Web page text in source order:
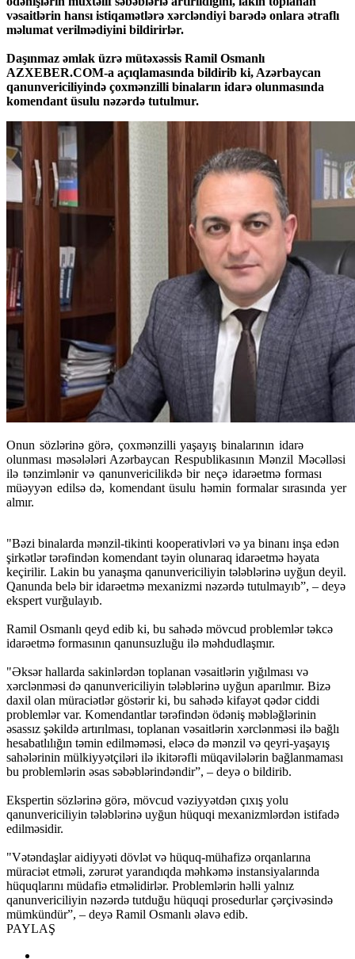
vəsaitlərin hansı istiqamətlərə xərcləndiyi barədə onlara ətraflı
məlumat verilmədiyini bildirirlər.
Daşınmaz əmlak üzrə mütəxəssis Ramil Osmanlı
AZXEBER.COM-a açıqlamasında bildirib ki, Azərbaycan
qanunvericiliyində çoxmənzilli binaların idarə olunmasında
komendant üsulu nəzərdə tutulmur.
Onun sözlərinə görə, çoxmənzilli yaşayış binalarının idarə
olunması məsələləri Azərbaycan Respublikasının Mənzil Məcəlləsi
ilə tənzimlənir və qanunvericilikdə bir neçə idarəetmə forması
müəyyən edilsə də, komendant üsulu həmin formalar sırasında yer
almır.
"Bəzi binalarda mənzil-tikinti kooperativləri və ya binanı inşa edən
şirkətlər tərəfindən komendant təyin olunaraq idarəetmə həyata
keçirilir. Lakin bu yanaşma qanunvericiliyin tələblərinə uyğun deyil.
Qanunda belə bir idarəetmə mexanizmi nəzərdə tutulmayıb”, – deyə
ekspert vurğulayıb.
Ramil Osmanlı qeyd edib ki, bu sahədə mövcud problemlər təkcə
idarəetmə formasının qanunsuzluğu ilə məhdudlaşmır.
"Əksər hallarda sakinlərdən toplanan vəsaitlərin yığılması və
xərclənməsi də qanunvericiliyin tələblərinə uyğun aparılmır. Bizə
daxil olan müraciətlər göstərir ki, bu sahədə kifayət qədər ciddi
problemlər var. Komendantlar tərəfindən ödəniş məbləğlərinin
əsassız şəkildə artırılması, toplanan vəsaitlərin xərclənməsi ilə bağlı
hesabatlılığın təmin edilməməsi, eləcə də mənzil və qeyri-yaşayış
sahələrinin mülkiyyətçiləri ilə ikitərəfli müqavilələrin bağlanmaması
bu problemlərin əsas səbəblərindəndir”, – deyə o bildirib.
Ekspertin sözlərinə görə, mövcud vəziyyətdən çıxış yolu
qanunvericiliyin tələblərinə uyğun hüquqi mexanizmlərdən istifadə
edilməsidir.
"Vətəndaşlar aidiyyəti dövlət və hüquq-mühafizə orqanlarına
müraciət etməli, zərurət yarandıqda məhkəmə instansiyalarında
hüquqlarını müdafiə etməlidirlər. Problemlərin həlli yalnız
qanunvericiliyin nəzərdə tutduğu hüquqi prosedurlar çərçivəsində
mümkündür”, – deyə Ramil Osmanlı əlavə edib.
PAYLAŞ